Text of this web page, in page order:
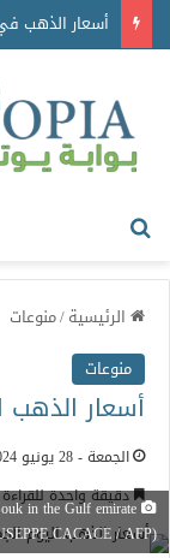
أسعار الذهب
الرئيسية/منوعات
منوعات
أسعار الذهب
الجمعة - 28 يونيو 2024
دقيقة واحدة للقراءة
in the Gulf emirate
CACACE / AFP)